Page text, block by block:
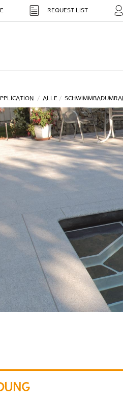
REQUEST LIST
ALLE